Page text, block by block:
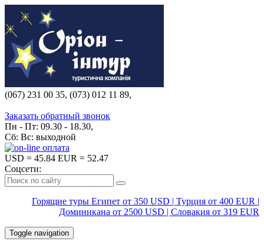
(067) 231 00 35, (073) 012 11 89,
Заказать обратный звонок
Пн - Пт: 09.30 - 18.30,
Сб: Вс: выходной
USD = 45.84 EUR = 52.47
Соцсети:
Горящие туры Египет от 350 USD | Турция от 400 EUR |
Доминикана от 2500 USD | Словакия от 319 EUR
Toggle navigation